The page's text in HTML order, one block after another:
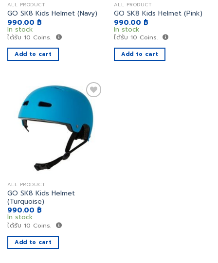
ALL PRODUCT
GO SK8 Kids Helmet (Navy)
990.00 ฿
In stock
ได้รับ 10 Coins.
Add to cart
ALL PRODUCT
GO SK8 Kids Helmet (Pink)
990.00 ฿
In stock
ได้รับ 10 Coins.
Add to cart
เพิ่ม
สิ่งที่
อยาก
ได้
ALL PRODUCT
GO SK8 Kids Helmet
(Turquoise)
990.00 ฿
In stock
ได้รับ 10 Coins.
Add to cart